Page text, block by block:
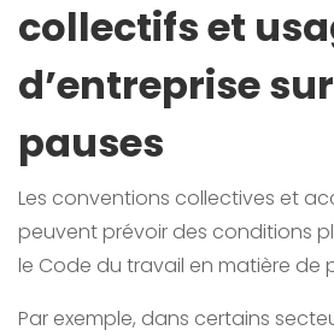
collectifs et
d’entreprise
pauses
Les conventions collectives et
peuvent prévoir des conditions
le Code du travail en matière de
Par exemple, dans certains